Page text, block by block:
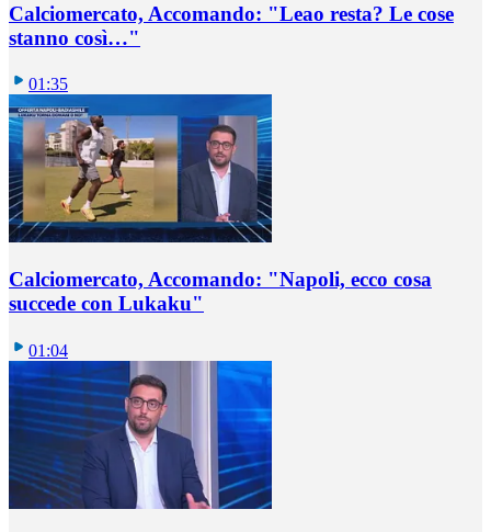
Calciomercato, Accomando: "Leao resta? Le cose
stanno così…"
01:35
Calciomercato, Accomando: "Napoli, ecco cosa
succede con Lukaku"
01:04